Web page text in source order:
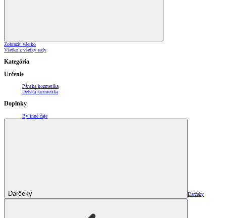
Zobraziť všetko
Všetko z všetky rady
Kategória
Určenie
Pánska kozmetika
Detská kozmetika
Doplnky
Bylinné čaje
Darčeky Darčeky